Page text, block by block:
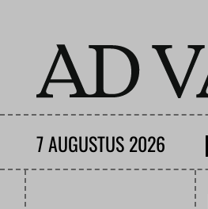
7 AUGUSTUS 2026